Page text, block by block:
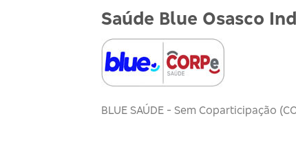
Saúde Blue Osasco
BLUE SAÚDE - Sem Coparticipação